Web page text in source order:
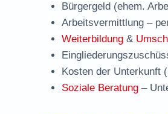
Bürgergeld (ehem.
Arbeitsvermittlung –
Weiterbildung &
Kosten der Unterkunft
Soziale Beratung –